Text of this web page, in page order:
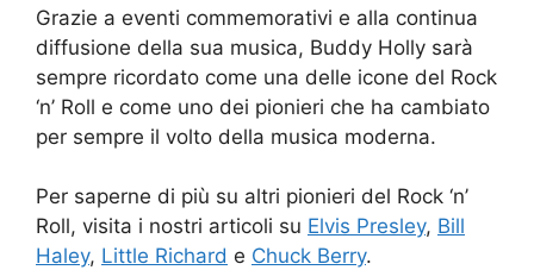
Grazie a eventi commemorativi e alla continua
diffusione della sua musica, Buddy Holly sarà
sempre ricordato come una delle icone del Rock
‘n’ Roll e come uno dei pionieri che ha cambiato
per sempre il volto della musica moderna.
Per saperne di più su altri pionieri del Rock ‘n’
Roll, visita i nostri articoli su Elvis Presley, Bill
Haley, Little Richard e Chuck Berry.